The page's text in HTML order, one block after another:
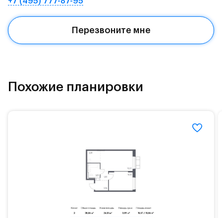
Красногорское и Рублево-Успенское шоссе.
Поблизости расположено новое наземное метро
МЦД «Одинцово».
Территория леса доступна для пеших и
Расположение позволяет вести здоровый образ
жизни и регулярно заниматься спортом, как на
свежем воздухе, так и в спортзале. Для комфортной
жизни есть вся необходимая инфраструктура.
На территории квартала возведут детский сад и
Перезвоните мне
Похожие планировки